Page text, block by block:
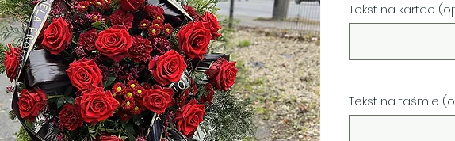
Tekst na kartce
Tekst na taśmie